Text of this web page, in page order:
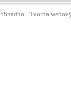
| Tvorba